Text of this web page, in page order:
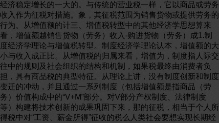
经济稳定增长的一大的。与传统的营业税一样，它以商品或劳务
收入作为征税对措施。象，其征税范围为销售货物或提供劳务的
行为。从增值额的计三、增值税转型中的其他经济学思想算来
看，增值额越销售货物（劳务）收入-购进货物（劳务）成1.制
度经济学理论与增值税转型。制度经济学理论认本，增值额的大
小与收入成正比。从增值税的归属来看，增值为，制度指人际交
往中的规则及社会组织的结构和机制，如果税最终由消费者负
担，具有商品税的典型特征。从理论上讲，没有制度创新和制度
变迁的冲动，并且通过一系列制度（包括增值额是指商品（劳
务）价值构成中的“V+M”部分。对V部分产权制度、法律制度
等）构建将技术创新的成果巩固下来，那的征税，相当于个人所
得税中对“工资、薪金所得”征收的税么人类社会要想实现长期经